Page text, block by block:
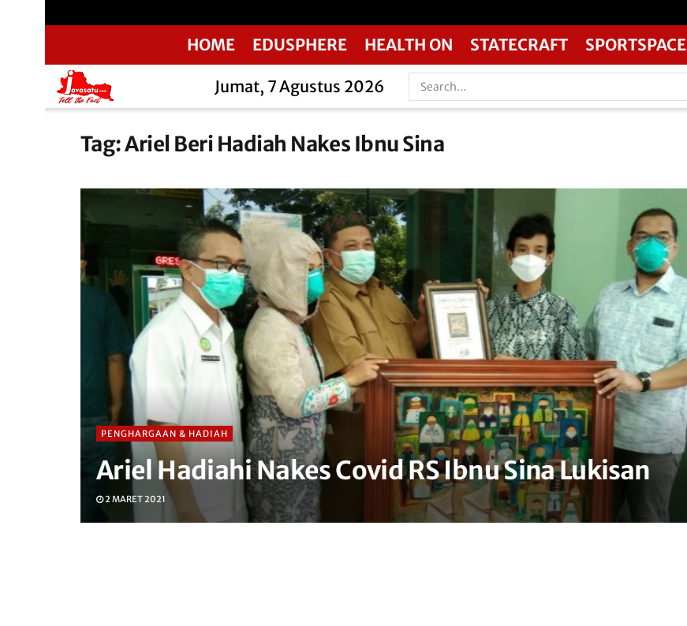
HOME EDUSPHERE HEALTH ON STATECRAFT SPORTSPACE
Jumat, 7 Agustus 2026
Tag:Ariel Beri Hadiah Nakes Ibnu Sina
PENGHARGAAN & HADIAH
Ariel Hadiahi Nakes Covid RS Ibnu Sina Lukisan
2 MARET 2021